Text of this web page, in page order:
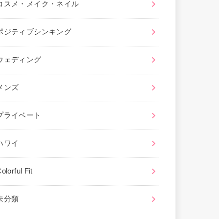
スメ・メイク・ネイル
ジティブシンキング
ェディング
ンズ
ライベート
ワイ
Fit
分類